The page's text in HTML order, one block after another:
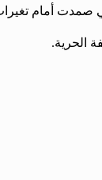
صمدت أمام
الحرية.